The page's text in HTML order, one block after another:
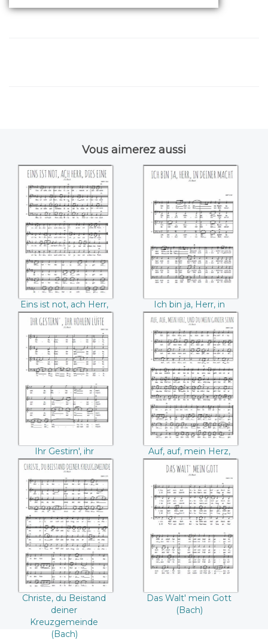
Vous aimerez aussi
Eins ist not, ach
Herr, dies eine
((Bach))
Eins ist not, ach Herr,
dies eine (Bach)
Ich bin ja, Herr, in
deiner Macht
((Bach))
Ich bin ja, Herr, in
deiner Macht (Bach)
Ihr Gestirn', ihr
hohlen Lüfte
((Bach))
Ihr Gestirn', ihr
hohlen Lüfte (Bach)
Auf, auf, mein Herz,
und du mein
ganzer Sinn
((Bach))
Auf, auf, mein Herz,
und du mein ganzer
Sinn (Bach)
Christe, du
Beistand deiner
Kreuzgemeinde
((Bach))
Christe, du Beistand
deiner
Kreuzgemeinde
(Bach)
Das Walt' mein
Gott ((Bach))
Das Walt' mein Gott
(Bach)